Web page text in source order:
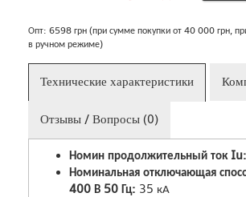
Опт: 6598 грн (при сумме покупки от 40 000 грн,
в ручном режиме)
Технические характеристики
Отзывы / Вопросы (0)
Номин продолжительный ток Iu:
Номинальная отключающая
400 В 50 Гц: 35 кА